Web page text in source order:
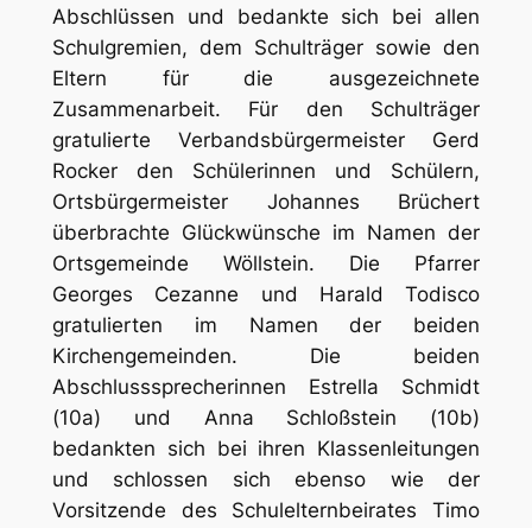
Abschlüssen und bedankte sich bei allen
Schulgremien, dem Schulträger sowie den
Eltern für die ausgezeichnete
Zusammenarbeit. Für den Schulträger
gratulierte Verbandsbürgermeister Gerd
Rocker den Schülerinnen und Schülern,
Ortsbürgermeister Johannes Brüchert
überbrachte Glückwünsche im Namen der
Ortsgemeinde Wöllstein. Die Pfarrer
Georges Cezanne und Harald Todisco
gratulierten im Namen der beiden
Kirchengemeinden. Die beiden
Abschlusssprecherinnen Estrella Schmidt
(10a) und Anna Schloßstein (10b)
bedankten sich bei ihren Klassenleitungen
und schlossen sich ebenso wie der
Vorsitzende des Schulelternbeirates Timo